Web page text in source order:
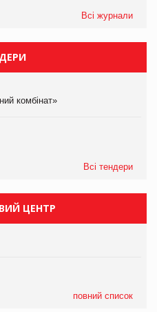
Всі журнали
комбінат»
Всі тендери
ЦЕНТР
повний список